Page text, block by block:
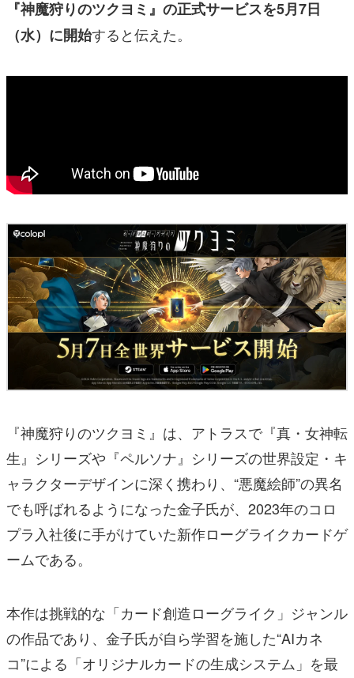
その他
『神魔狩りのツクヨミ』の正式サービスを5月7日
（水）に開始すると伝えた。
『神魔狩りのツクヨミ』は、アトラスで『真・女神転
生』シリーズや『ペルソナ』シリーズの世界設定・キ
ャラクターデザインに深く携わり、“悪魔絵師”の異名
でも呼ばれるようになった金子氏が、2023年のコロ
プラ入社後に手がけていた新作ローグライクカードゲ
ームである。
本作は挑戦的な「カード創造ローグライク」ジャンル
の作品であり、金子氏が自ら学習を施した“AIカネ
コ”による「オリジナルカードの生成システム」を最